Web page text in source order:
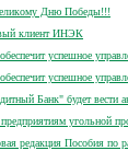
Дню Победы!!!
клиент ИНЭК
успешное
успешное
Банк" будет
угольной
редакция Пособия по